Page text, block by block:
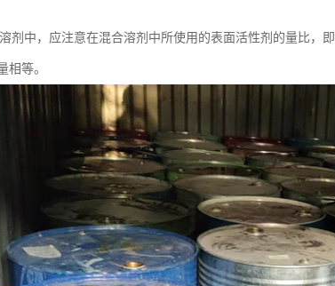
剂中，应注意在混合溶剂中所使用的表面活性剂的量比
相等。